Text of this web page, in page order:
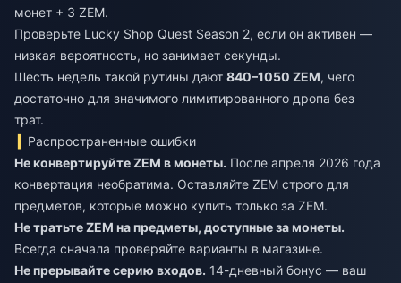
монет + 3 ZEM.
Проверьте Lucky Shop Quest Season 2, если он активен —
низкая вероятность, но занимает секунды.
Шесть недель такой рутины дают 840–1050 ZEM, чего
достаточно для значимого лимитированного дропа без
трат.
Распространенные ошибки
Не конвертируйте ZEM в монеты. После апреля 2026 года
конвертация необратима. Оставляйте ZEM строго для
предметов, которые можно купить только за ZEM.
Не тратьте ZEM на предметы, доступные за монеты.
Всегда сначала проверяйте варианты в магазине.
Не прерывайте серию входов. 14-дневный бонус — ваш